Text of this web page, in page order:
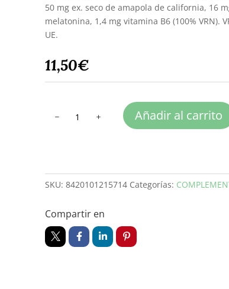
50 mg ex. seco de amapola de california, 16
melatonina, 1,4 mg vitamina B6 (100%
UE.
11,50€
NOCHES
Añadir al carrito
SKU: 8420101215714 Categorías:
Compartir en